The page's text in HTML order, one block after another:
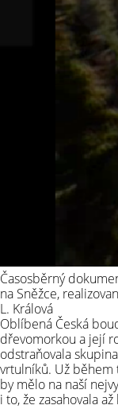
Časosběrný
na Sněžce,
L. Králová
Oblíbená Česká
dřevomorkou a její
odstraňovala
vrtulníků. Už během
by mělo na naší
i to, že zasahovala